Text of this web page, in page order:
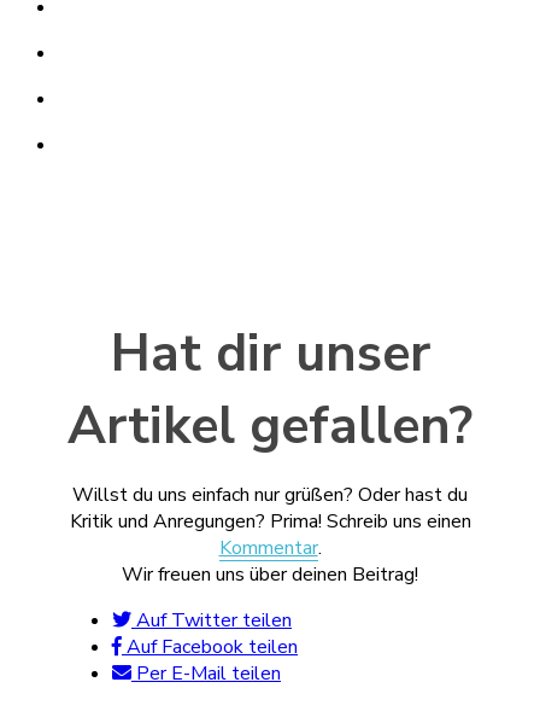
Hat dir unser
Artikel gefallen?
Willst du uns einfach nur grüßen? Oder hast du
Kritik und Anregungen? Prima! Schreib uns einen
Kommentar.
Wir freuen uns über deinen Beitrag!
Auf Twitter teilen
Auf Facebook teilen
Per E-Mail teilen